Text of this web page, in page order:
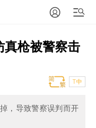
真枪被警察击
T中
，导致警察误判而开